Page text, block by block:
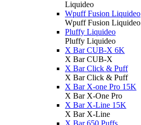
Liquideo
Wpuff Fusion Liquideo
Wpuff Fusion Liquideo
Pluffy Liquideo
Pluffy Liquideo
X Bar CUB-X 6K
X Bar CUB-X
X Bar Click & Puff
X Bar Click & Puff
X Bar X-one Pro 15K
X Bar X-One Pro
X Bar X-Line 15K
X Bar X-Line
X Bar 650 Puffs